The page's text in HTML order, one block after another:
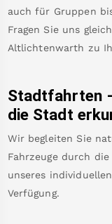
auch für Gruppen
Fragen Sie uns
Altlichtenwarth zu
Stadtfahrten
die Stadt
Wir begleiten Sie
Fahrzeuge durch
unseres
Verfügung.